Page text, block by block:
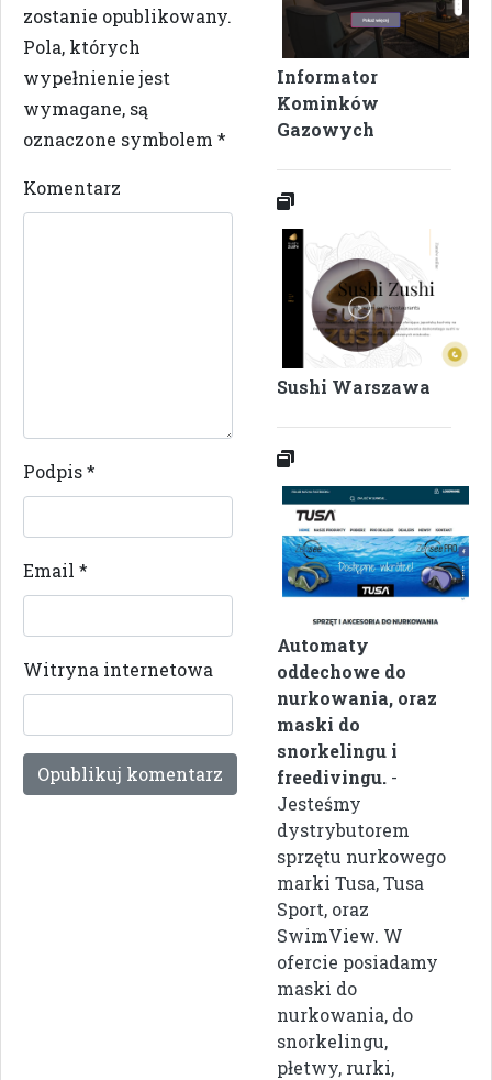
zostanie opublikowany.
Pola, których
wypełnienie jest
wymagane, są
oznaczone symbolem *
Komentarz
Podpis*
Email *
Witryna internetowa
Informator
Kominków
Gazowych
Sushi Warszawa
Automaty
oddechowe do
nurkowania, oraz
maski do
snorkelingu i
freedivingu. -
Jesteśmy
dystrybutorem
sprzętu nurkowego
marki Tusa, Tusa
Sport, oraz
SwimView. W
ofercie posiadamy
maski do
nurkowania, do
snorkelingu,
płetwy, rurki,